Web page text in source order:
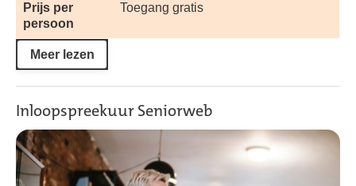
Prijs per
persoon
Toegang gratis
Meer lezen
Inloopspreekuur Seniorweb